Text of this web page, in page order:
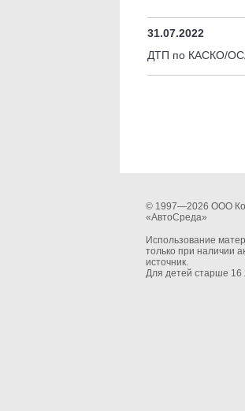
31.07.2022
ДТП по КАСКО/
© 1997—2026 ООО
«АвтоСреда»
Использование
только при наличии
источник.
Для детей старше 16